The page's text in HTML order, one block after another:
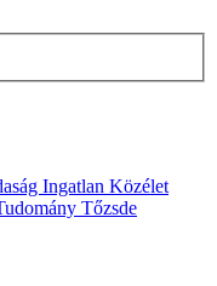
Ingatlan Közélet
Tőzsde